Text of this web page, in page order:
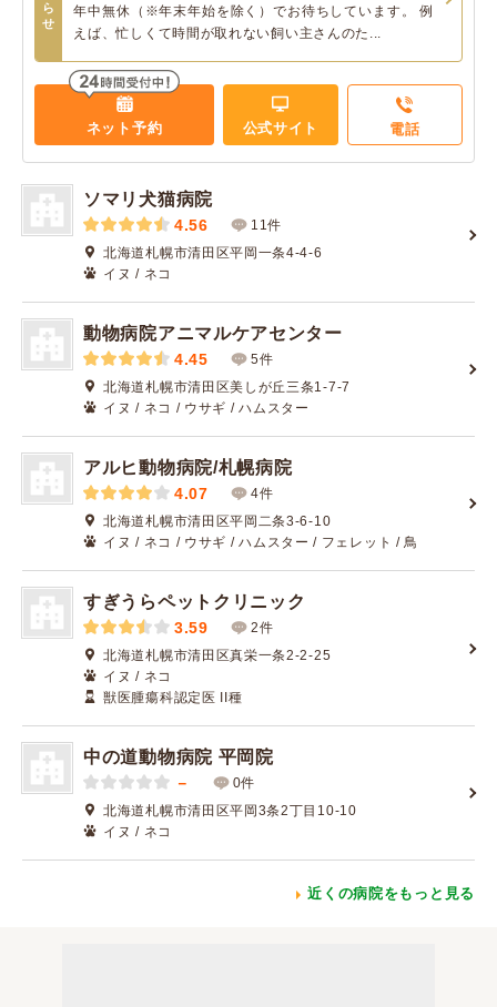
ら
せ
年中無休（※年末年始を除く）でお待ちしています。 例
えば、忙しくて時間が取れない飼い主さんのた...
ネット予約 公式サイト 電話
ソマリ犬猫病院
4.56
11件
北海道札幌市清田区平岡一条4-4-6
イヌ / ネコ
動物病院アニマルケアセンター
4.45
5件
北海道札幌市清田区美しが丘三条1-7-7
イヌ / ネコ / ウサギ / ハムスター
アルヒ動物病院/札幌病院
4.07
4件
北海道札幌市清田区平岡二条3-6-10
イヌ / ネコ / ウサギ / ハムスター / フェレット / 鳥
すぎうらペットクリニック
3.59
2件
北海道札幌市清田区真栄一条2-2-25
イヌ / ネコ
獣医腫瘍科認定医 II種
中の道動物病院 平岡院
－
0件
北海道札幌市清田区平岡3条2丁目10-10
イヌ / ネコ
近くの病院をもっと見る